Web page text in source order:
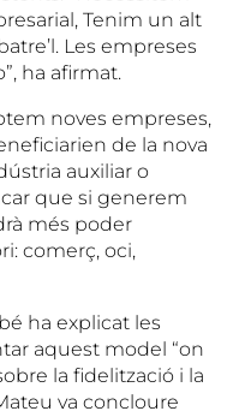
Tenim un alt
Les empreses
ha afirmat.
noves empreses,
de la nova
auxiliar o
que si generem
més poder
comerç, oci,
ha explicat les
aquest model “on
la fidelització i la
va concloure